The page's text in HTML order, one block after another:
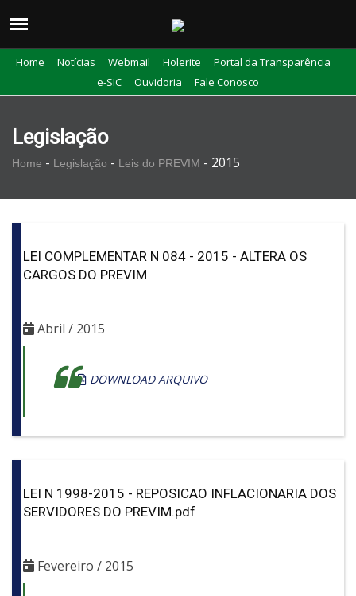
Home Notícias Webmail Holerite
Portal da Transparência
e-SIC
Ouvidoria Fale Conosco
Legislação
Home - Legislação - Leis do PREVIM - 2015
LEI COMPLEMENTAR N 084 - 2015 - ALTERA OS
CARGOS DO PREVIM
Abril / 2015
DOWNLOAD ARQUIVO
LEI N 1998-2015 - REPOSICAO INFLACIONARIA DOS
SERVIDORES DO PREVIM.pdf
Fevereiro / 2015